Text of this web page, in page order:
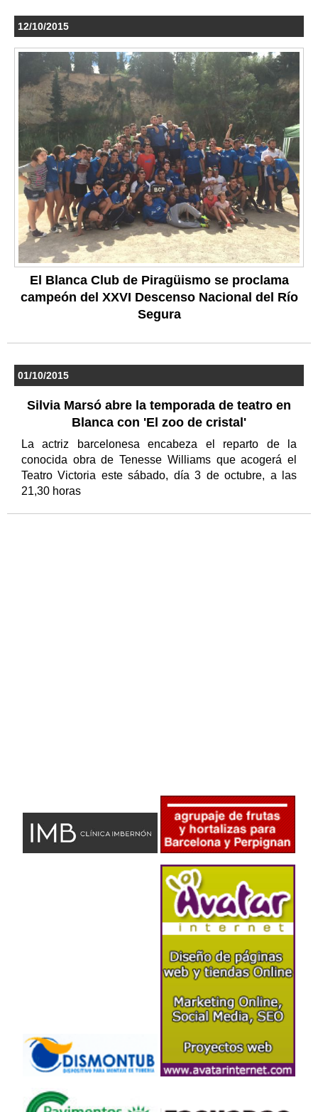
12/10/2015
El Blanca Club de Piragüismo se proclama
campeón del XXVI Descenso Nacional del Río
Segura
01/10/2015
Silvia Marsó abre la temporada de teatro en
Blanca con 'El zoo de cristal'
La actriz barcelonesa encabeza el reparto de la
conocida obra de Tenesse Williams que acogerá el
Teatro Victoria este sábado, día 3 de octubre, a las
21,30 horas